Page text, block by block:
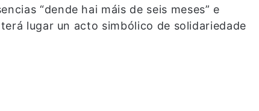
“dende hai máis de seis meses” e
lugar un acto simbólico de solidariedade